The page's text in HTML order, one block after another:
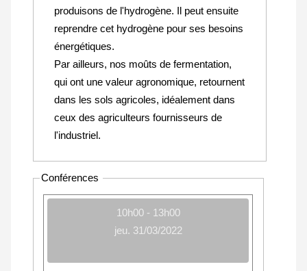
produisons de l'hydrogène. Il peut ensuite
reprendre cet hydrogène pour ses besoins
énergétiques.
Par ailleurs, nos moûts de fermentation,
qui ont une valeur agronomique, retournent
dans les sols agricoles, idéalement dans
ceux des agriculteurs fournisseurs de
l'industriel.
Conférences
10h00 - 13h00
jeu. 31/03/2022